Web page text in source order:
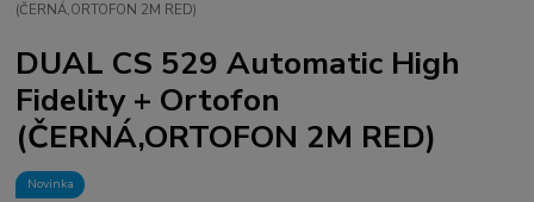
(ČERNÁ,ORTOFON 2M RED)
DUAL CS 529 Automatic High
Fidelity + Ortofon
(ČERNÁ,ORTOFON 2M RED)
Novinka